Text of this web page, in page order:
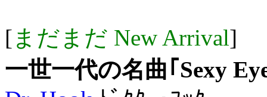
[まだまだ New Arrival]
一世一代の名曲｢Sexy